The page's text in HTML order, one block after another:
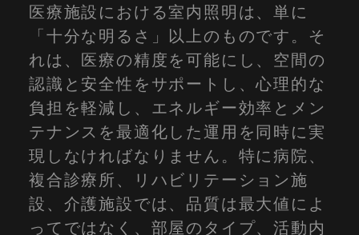
医療施設における室内照明は、単に
「十分な明るさ」以上のものです。そ
れは、医療の精度を可能にし、空間の
認識と安全性をサポートし、心理的な
負担を軽減し、エネルギー効率とメン
テナンスを最適化した運用を同時に実
現しなければなりません。特に病院、
複合診療所、リハビリテーション施
設、介護施設では、品質は最大値によ
ってではなく、部屋のタイプ、活動内